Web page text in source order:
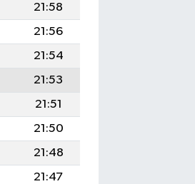
21:58
21:56
21:54
21:53
21:51
21:50
21:48
21:47